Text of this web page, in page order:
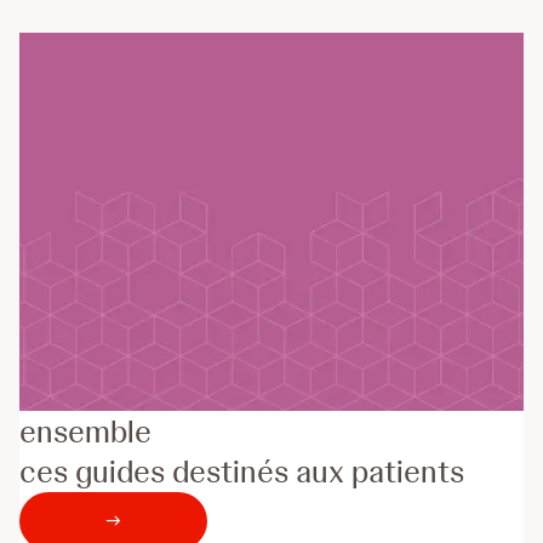
Découvrez pourquoi nous créons
ensemble
ces guides destinés aux patients
→